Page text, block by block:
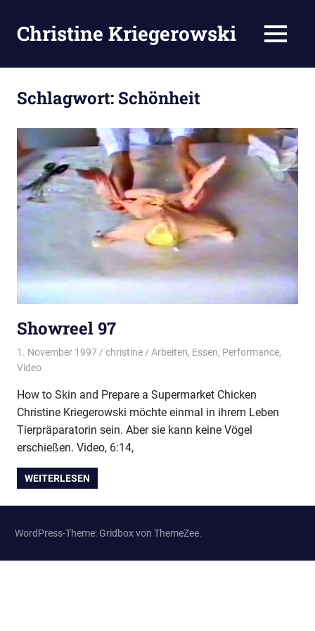
Inhalt
springen
Christine Kriegerowski MENÜ
Schlagwort: Schönheit
Showreel 97
1. November 1997 christine Arbeiten, Essen, Performance,
Video
How to Skin and Prepare a Supermarket Chicken
Christine Kriegerowski möchte einmal in ihrem Leben
Tierpräparatorin sein. Aber sie kann keine Vögel
erschießen. Video, 6:14,
WEITERLESEN
WordPress-Theme: Gridbox von ThemeZee.